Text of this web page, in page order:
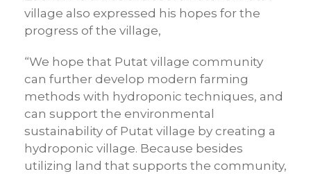
village also expressed his hopes for the
progress of the village,
“We hope that Putat village community
can further develop modern farming
methods with hydroponic techniques, and
can support the environmental
sustainability of Putat village by creating a
hydroponic village. Because besides
utilizing land that supports the community,